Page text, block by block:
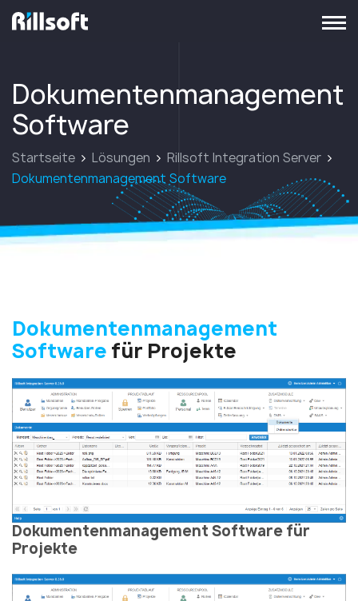
Dokumentenmanagement
Software
Startseite Lösungen
Rillsoft Integration Server
Dokumentenmanagement Software
Dokumentenmanagement
Software für Projekte
Dokumentenmanagement Software für
Projekte